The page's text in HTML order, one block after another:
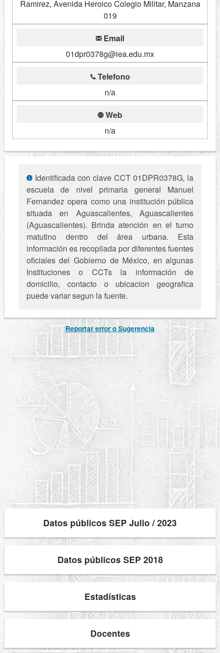
Ramirez, Avenida Heroico Colegio Militar, Manzana
019
Email
01dpr0378g@iea.edu.mx
Telefono
n/a
Web
n/a
Identificada con clave CCT 01DPR0378G, la
escuela de nivel primaria general Manuel
Fernandez opera como una institución pública
situada en Aguascalientes, Aguascalientes
(Aguascalientes). Brinda atención en el turno
matutino dentro del área urbana. Esta
información es recopilada por diferentes fuentes
oficiales del Gobierno de México, en algunas
Instituciones o CCTs la información de
domicilio, contacto o ubicacion geografica
puede variar segun la fuente.
Reportar error o Sugerencia
Datos públicos SEP Julio / 2023
Datos públicos SEP 2018
Estadísticas
Docentes